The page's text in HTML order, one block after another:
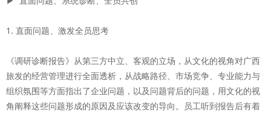
1. 直面问题、激发全员思考
《调研诊断报告》从第三方中立、客观的立场，从文化的视角对广西
旅发的经营管理进行全面透析，从战略路径、市场竞争、专业能力与
组织氛围等方面指出了企业问题，以及问题背后的问题，用文化的视
角阐释这些问题形成的原因及应该改变的导向。员工听到报告后有着